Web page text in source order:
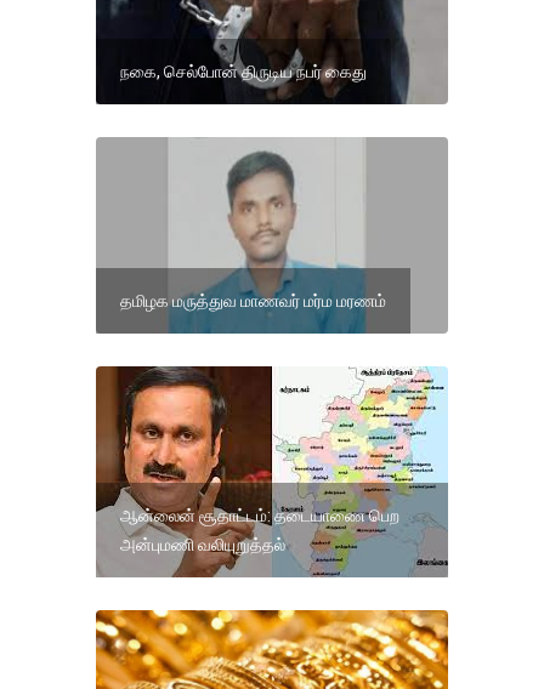
நகை, செல்போன் திருடிய நபர் கைது
தமிழக மருத்துவ மாணவர் மர்ம மரணம்
ஆன்லைன் சூதாட்டம்: தடையாணை பெற
அன்புமணி வலியுறுத்தல்